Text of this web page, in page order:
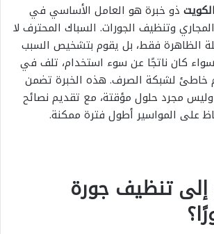
ذو خبرة هو العامل الأساسي في
وتنظيف الجورات. السباك المحترف لا
الظاهرة فقط، بل يقوم بتشخيص السبب
كان ناتجًا عن سوء استخدام، تلف في
خاطئ لشبكة الصرف. هذه الخبرة تضمن
مجرد حلول مؤقتة، مع تقديم نصائح
على المواسير أطول فترة ممكنة.
تنظيف جورة